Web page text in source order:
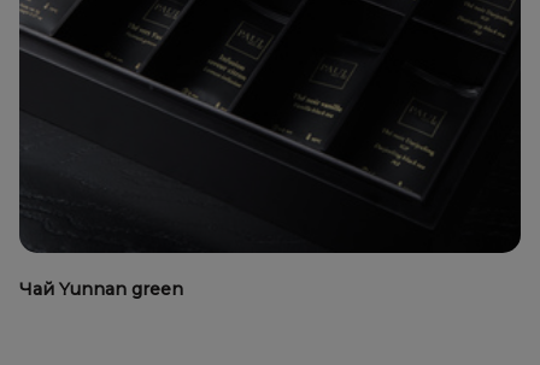
Чай Yunnan green